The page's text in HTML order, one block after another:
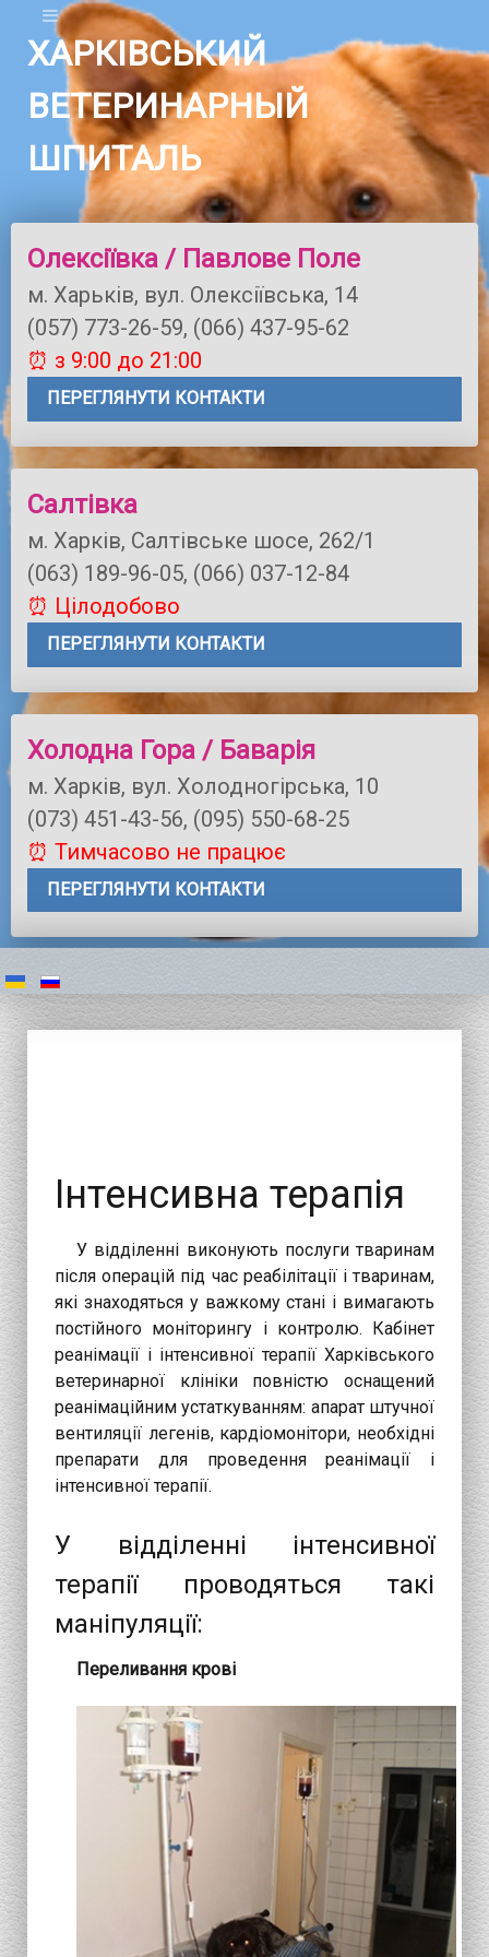
ХАРКІВСЬКИЙ
ВЕТЕРИНАРНЫЙ
ШПИТАЛЬ
Олексіївка / Павлове Поле
м. Харьків, вул. Олексіївська, 14
(057) 773-26-59, (066) 437-95-62
⏰ з 9:00 до 21:00
ПЕРЕГЛЯНУТИ КОНТАКТИ
Салтівка
м. Харків, Салтівське шосе, 262/1
(063) 189-96-05, (066) 037-12-84
⏰ Цілодобово
ПЕРЕГЛЯНУТИ КОНТАКТИ
Холодна Гора / Баварія
м. Харків, вул. Холодногірська, 10
(073) 451-43-56, (095) 550-68-25
⏰ Тимчасово не працює
ПЕРЕГЛЯНУТИ КОНТАКТИ
Інтенсивна терапія
У відділенні виконують послуги тваринам
після операцій під час реабілітації і тваринам,
які знаходяться у важкому стані і вимагають
постійного моніторингу і контролю. Кабінет
реанімації і інтенсивної терапії Харківського
ветеринарної клініки повністю оснащений
реанімаційним устаткуванням: апарат штучної
вентиляції легенів, кардіомонітори, необхідні
препарати для проведення реанімації і
інтенсивної терапії.
У відділенні інтенсивної
терапії проводяться такі
маніпуляції:
Переливання крові